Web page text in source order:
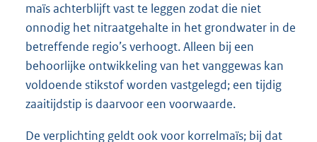
maïs achterblijft vast te leggen zodat die niet
onnodig het nitraatgehalte in het grondwater in de
betreffende regio’s verhoogt. Alleen bij een
behoorlijke ontwikkeling van het vanggewas kan
voldoende stikstof worden vastgelegd; een tijdig
zaaitijdstip is daarvoor een voorwaarde.
De verplichting geldt ook voor korrelmaïs; bij dat